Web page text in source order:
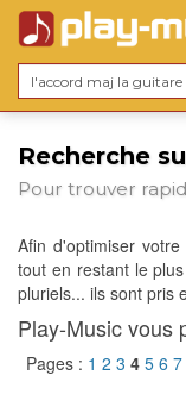
Recherche
Pour trouver
Afin d'optimiser
tout en restant le
pluriels... ils sont pris
Play-Music vous
Pages : 1 2 3 4 5 6 7